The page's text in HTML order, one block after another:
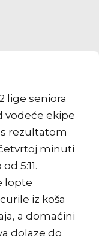
lige seniora
vodeće ekipe
s rezultatom
minuti
5:11.
lopte
iz koša
a domaćini
dolaze do